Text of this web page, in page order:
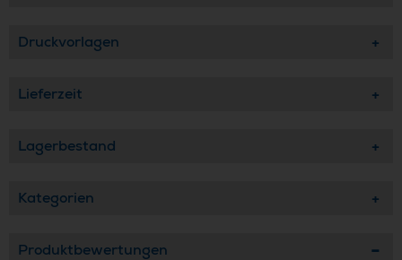
Druckvorlagen
Lieferzeit
Lagerbestand
Kategorien
Produktbewertungen